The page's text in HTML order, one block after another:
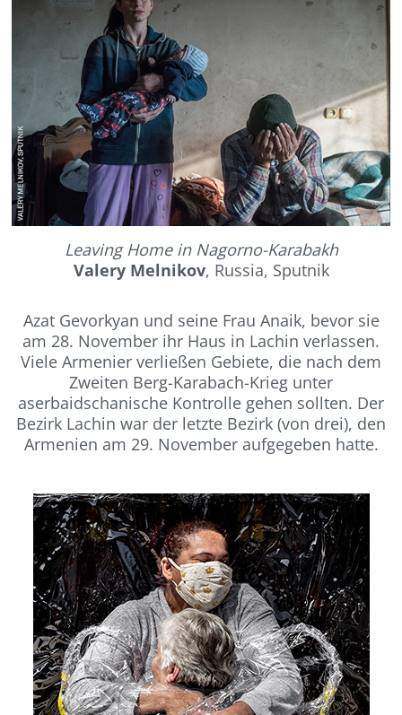
Leaving Home in Nagorno-Karabakh
Valery Melnikov, Russia, Sputnik
Azat Gevorkyan und seine Frau Anaik, bevor sie
am 28. November ihr Haus in Lachin verlassen.
Viele Armenier verließen Gebiete, die nach dem
Zweiten Berg-Karabach-Krieg unter
aserbaidschanische Kontrolle gehen sollten. Der
Bezirk Lachin war der letzte Bezirk (von drei), den
Armenien am 29. November aufgegeben hatte.